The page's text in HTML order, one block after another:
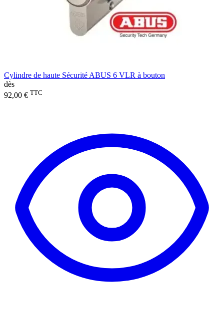
Cylindre de haute Sécurité ABUS 6 VLR à bouton
dès
92,00 € TTC